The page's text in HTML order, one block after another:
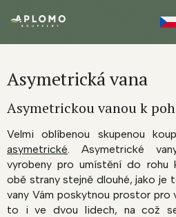
Asymetrická vana
Asymetrickou vanou k
Velmi oblíbenou skupenou
asymetrické. Asymetrické
vyrobeny pro umístění do rohu
obě strany stejně dlouhé, jako je
vany Vám poskytnou prostor pro
to i ve dvou lidech, na což